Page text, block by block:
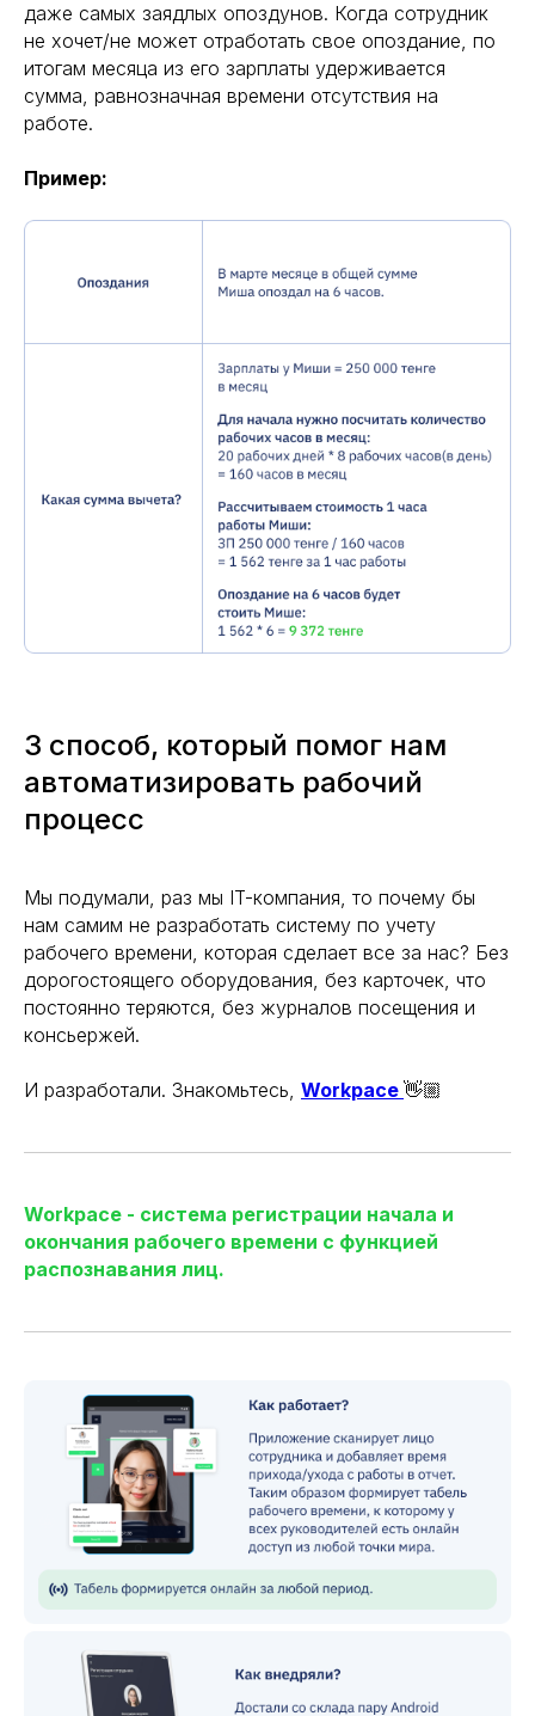
даже самых заядлых опоздунов. Когда сотрудник
не хочет/не может отработать свое опоздание, по
итогам месяца из его зарплаты удерживается
сумма, равнозначная времени отсутствия на
работе.
Пример:
3 способ, который помог нам
автоматизировать рабочий
процесс
Мы подумали, раз мы IT-компания, то почему бы
нам самим не разработать систему по учету
рабочего времени, которая сделает все за нас? Без
дорогостоящего оборудования, без карточек, что
постоянно теряются, без журналов посещения и
консьержей.
И разработали. Знакомьтесь, Workpace 👋🏼
Workpace - система регистрации начала и
окончания рабочего времени с функцией
распознавания лиц.